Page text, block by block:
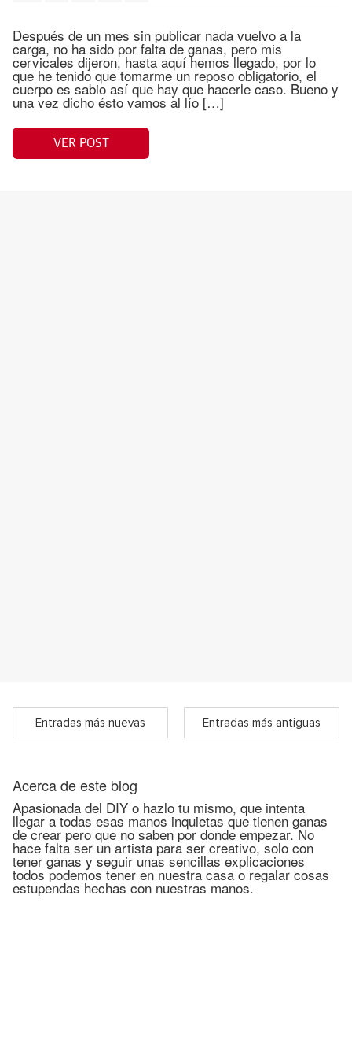
Después de un mes sin publicar nada vuelvo a la
carga, no ha sido por falta de ganas, pero mis
cervicales dijeron, hasta aquí hemos llegado, por lo
que he tenido que tomarme un reposo obligatorio, el
cuerpo es sabio así que hay que hacerle caso. Bueno y
una vez dicho ésto vamos al lío […]
VER POST
Entradas más nuevas Entradas más antiguas
Acerca de este blog
Apasionada del DIY o hazlo tu mismo, que intenta
llegar a todas esas manos inquietas que tienen ganas
de crear pero que no saben por donde empezar. No
hace falta ser un artista para ser creativo, solo con
tener ganas y seguir unas sencillas explicaciones
todos podemos tener en nuestra casa o regalar cosas
estupendas hechas con nuestras manos.